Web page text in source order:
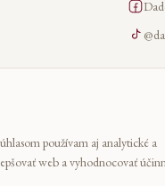
používam aj analytické a
web a vyhodnocovať